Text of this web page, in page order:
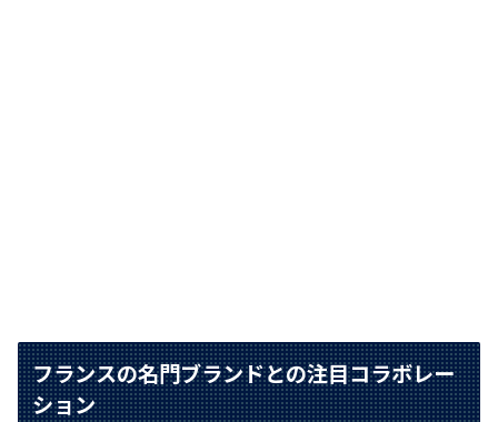
フランスの名門ブランドとの注目コラボレー
ション